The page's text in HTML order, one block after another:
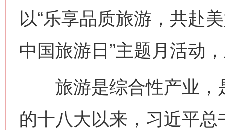
以“乐享品质旅游，共赴
中国旅游日”主题月活动
旅游是综合性产业，
的十八大以来，习近平